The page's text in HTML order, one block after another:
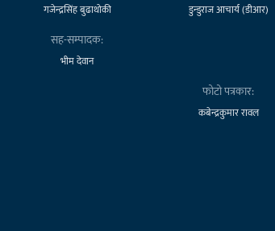
गजेन्द्रसिंह बुढाथोकी डुन्डुराज आचार्य (डीआर)
सह-सम्पादक:
भीम देवान
फोटो पत्रकार:
कबेन्द्रकुमार रावल